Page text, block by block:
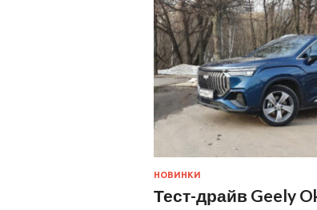
НОВИНКИ
Тест-драйв Geely